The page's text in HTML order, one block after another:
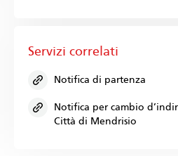
Servizi correlati
Notifica di partenza
Notifica per cambio
Città di Mendrisio